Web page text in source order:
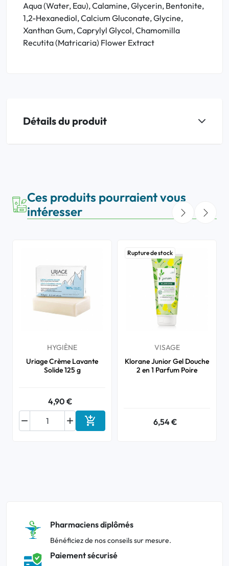
Aqua (Water, Eau), Calamine, Glycerin, Bentonite,
1,2-Hexanediol, Calcium Gluconate, Glycine,
Xanthan Gum, Caprylyl Glycol, Chamomilla
Recutita (Matricaria) Flower Extract
Détails du produit
Ces produits pourraient vous
intéresser
HYGIÈNE
Uriage Crème Lavante
Solide 125 g
4,90 €

 Ajouter au panier
Rupture de stock
VISAGE
Klorane Junior Gel Douche
2 en 1 Parfum Poire
6,54 €
Pharmaciens diplômés
Bénéficiez de nos conseils sur mesure.
Paiement sécurisé